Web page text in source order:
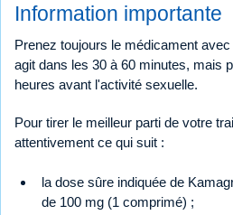
Information importante
Prenez toujours le médicament
agit dans les 30 à 60 minutes, mais
heures avant l'activité sexuelle.
Pour tirer le meilleur parti de votre
attentivement ce qui suit :
la dose sûre indiquée de
de 100 mg (1 comprimé) ;